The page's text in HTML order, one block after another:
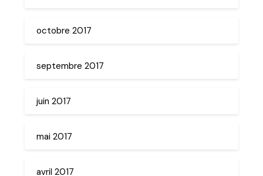
octobre 2017
septembre 2017
juin 2017
mai 2017
avril 2017